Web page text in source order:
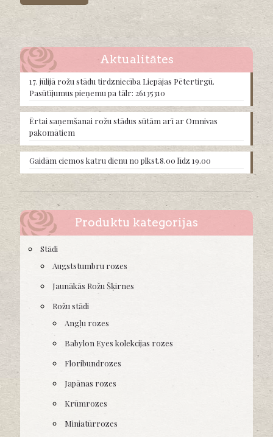
multiple
may
chosen
on
product
page
Aktualitātes
17. jūlijā rožu stādu tirdzniecība Liepājas Pētertirgū.
Pasūtījumus pieņemu pa tālr: 26135310
Ērtai saņemšanai rožu stādus sūtām arī ar Omnivas
pakomātiem
Gaidām ciemos katru dienu no plkst.8.00 līdz 19.00
Produktu kategorijas
Stādi
Augststumbru rozes
Jaunākās Rožu Šķirnes
Rožu stādi
Angļu rozes
Babylon Eyes kolekcijas rozes
Floribundrozes
Japānas rozes
Krūmrozes
Miniatūrrozes